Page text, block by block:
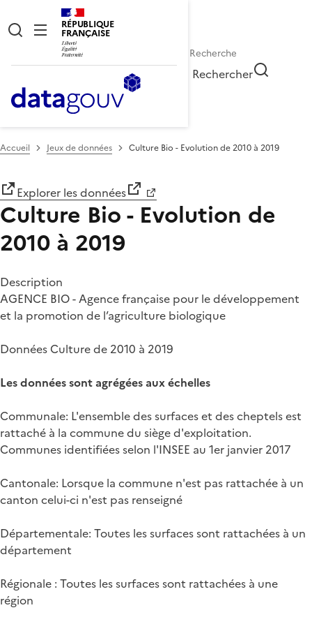
RÉPUBLIQUE
FRANÇAISE
Rechercher
Accueil Jeux de données Culture Bio - Evolution de 2010 à 2019
Explorer les données
Culture Bio - Evolution de
2010 à 2019
Description
AGENCE BIO - Agence française pour le développement
et la promotion de l’agriculture biologique
Données Culture de 2010 à 2019
Les données sont agrégées aux échelles
Communale: L'ensemble des surfaces et des cheptels est
rattaché à la commune du siège d'exploitation.
Communes identifiées selon l'INSEE au 1er janvier 2017
Cantonale: Lorsque la commune n'est pas rattachée à un
canton celui-ci n'est pas renseigné
Départementale: Toutes les surfaces sont rattachées à un
département
Régionale : Toutes les surfaces sont rattachées à une
région